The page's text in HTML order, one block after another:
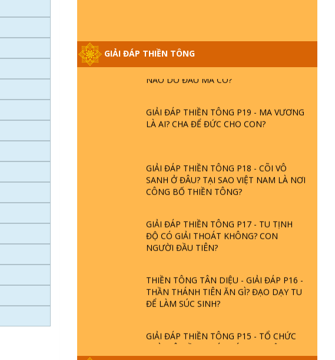
GIẢI ĐÁP THIỀN TÔNG
GIẢI ĐÁP THIỀN TÔNG ĐẶC BIỆT PHẦN
GIẢI ĐÁP THIỀN TÔNG P19 - MA VƯƠNG
LÀ AI? CHA ĐỂ ĐỨC CHO CON?
GIẢI ĐÁP THIỀN TÔNG P18 - CÕI VÔ
SANH Ở ĐÂU? TẠI SAO VIỆT NAM LÀ NƠI
CÔNG BỐ THIỀN TÔNG?
GIẢI ĐÁP THIỀN TÔNG P17 - TU TỊNH
ĐỘ CÓ GIẢI THOÁT KHÔNG? CON
NGƯỜI ĐẦU TIÊN?
THIỀN TÔNG TÂN DIỆU - GIẢI ĐÁP P16 -
THẦN THÁNH TIÊN ĂN GÌ? ĐẠO DẠY TU
ĐỂ LÀM SÚC SINH?
GIẢI ĐÁP THIỀN TÔNG P15 - TỔ CHỨC
LOÀI CÔ HỒN - GIÁO LÝ ĐẠO PHẬT KHI